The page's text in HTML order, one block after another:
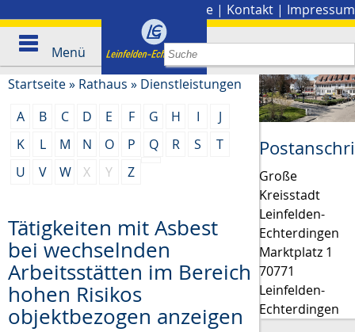
Presse | Kontakt | Impressum
Menü
Startseite» Rathaus » Dienstleistungen
A
B C D E F G H I
J
K
L M N O P Q R S
T
U
V W X Y Z
Tätigkeiten mit Asbest
bei wechselnden
Arbeitsstätten im Bereich
hohen Risikos
objektbezogen anzeigen
Große
Kreisstadt
Leinfelden-
Echterdingen
Marktplatz 1
70771
Leinfelden-
Echterdingen